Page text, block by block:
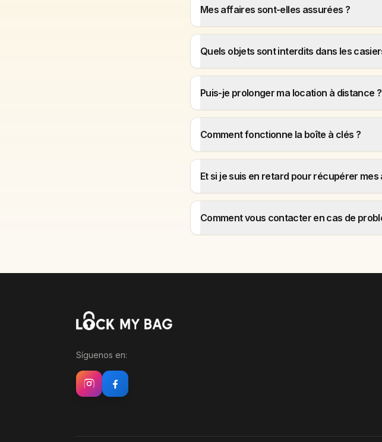
Mes affaires sont-elles assurées ?
Quels objets sont interdits dans les
Puis-je prolonger ma location à distance ?
Comment fonctionne la boîte à clés ?
Et si je suis en retard pour récupérer mes
Comment vous contacter en cas de
Síguenos en: